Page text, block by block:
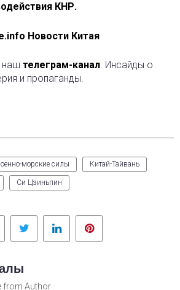
КНР.
Новости Китая
наш телеграм-канал. Инсайды о
и пропаганды.
морские силы Китай-Тайвань
Си Цзиньпин
Facebook Twitter LinkedIn
from Author